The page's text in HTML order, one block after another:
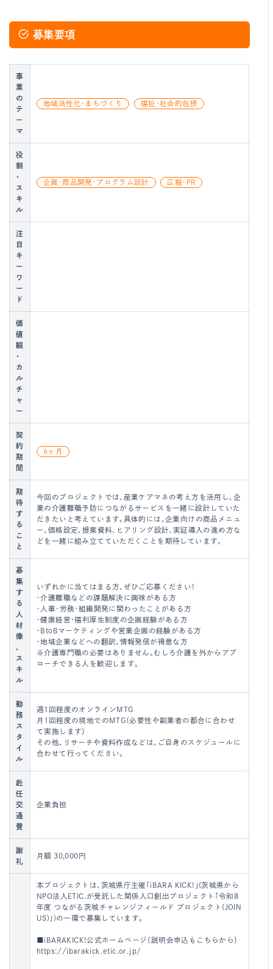
募集要項
事
業
の
テ
ー
マ
地域活性化・まちづくり 福祉・社会的包摂
役
割
・
ス
キ
ル
企画・商品開発・プログラム設計 広報・PR
注
目
キ
ー
ワ
ー
ド
価
値
観
・
カ
ル
チ
ャ
ー
契
約
期
間
6ヶ月
期
待
す
る
こ
と
今回のプロジェクトでは、産業ケアマネの考え方を活用し、企
業の介護離職予防につながるサービスを一緒に設計していた
だきたいと考えています。具体的には、企業向けの商品メニュ
ー、価格設定、提案資料、ヒアリング設計、実証導入の進め方な
どを一緒に組み立てていただくことを期待しています。
募
集
す
る
人
材
像
、
ス
キ
ル
いずれかに当てはまる方、ぜひご応募ください！
・介護離職などの課題解決に興味がある方
・人事・労務・組織開発に関わったことがある方
・健康経営・福利厚生制度の企画経験がある方
・BtoBマーケティングや営業企画の経験がある方
・地域企業などへの翻訳、情報発信が得意な方
※介護専門職の必要はありません。むしろ介護を外からアプ
ローチできる人を歓迎します。
勤
務
ス
タ
イ
ル
週1回程度のオンラインMTG
月1回程度の現地でのMTG（必要性や副業者の都合に合わせ
て実施します）
その他、リサーチや資料作成などは、ご自身のスケジュールに
合わせて行ってください。
赴
任
交
通
費
企業負担
謝
礼
月額 30,000円
本プロジェクトは、茨城県庁主催「iBARA KICK!」(茨城県から
NPO法人ETIC.が受託した関係人口創出プロジェクト「令和8
年度 つながる茨城チャレンジフィールド プロジェクト(JOIN
US)」)の一環で募集しています。
■iBARAKICK!公式ホームページ（説明会申込もこちらから）
https://ibarakick.etic.or.jp/